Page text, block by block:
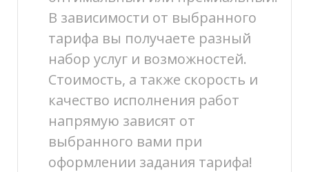
В зависимости от выбранного
тарифа вы получаете разный
набор услуг и возможностей.
Стоимость, а также скорость и
качество исполнения работ
напрямую зависят от
выбранного вами при
оформлении задания тарифа!